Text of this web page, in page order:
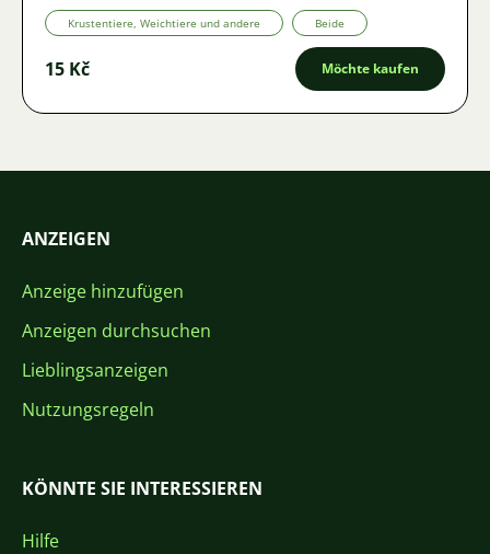
Krustentiere, Weichtiere und andere Beide
15 Kč Möchte kaufen
ANZEIGEN
Anzeige hinzufügen
Anzeigen durchsuchen
Lieblingsanzeigen
Nutzungsregeln
KÖNNTE SIE INTERESSIEREN
Hilfe